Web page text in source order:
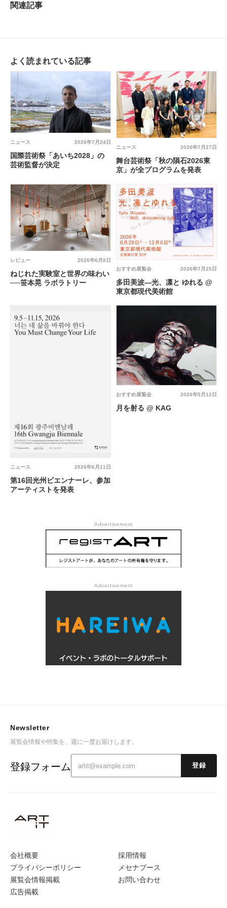
関連記事
よく読まれている記事
2026年7月24日
ニュース
国際芸術祭「あいち2028」の
芸術監督が決定
2026年7月27日
ニュース
舞台芸術祭「秋の隕石2026東
京」が全プログラムを発表
2026年6月8日
レビュー
ねじれた実験室と世界の味わい
──笹本晃 ラボラトリー
2026年7月25日
おすすめ展覧会
多田美波―光、凛と ゆれる @
東京都現代美術館
2026年6月11日
ニュース
第16回光州ビエンナーレ、参加
アーティストを発表
2026年5月12日
おすすめ展覧会
月を射る @ KAG
Advertisement
Advertisement
会社概要
プライバシーポリシー
展覧会情報掲載
広告掲載
採用情報
メセナブース
お問い合わせ
Newsletter
展覧会情報や特集を、週に一度お届けします。
登録フォーム 登録